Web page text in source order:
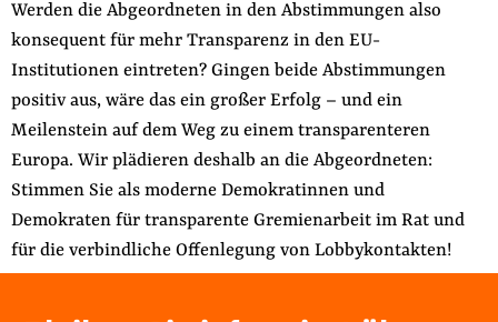
Werden die Abgeordneten in den Abstimmungen also
konsequent für mehr Transparenz in den EU-
Institutionen eintreten? Gingen beide Abstimmungen
positiv aus, wäre das ein großer Erfolg – und ein
Meilenstein auf dem Weg zu einem transparenteren
Europa. Wir plädieren deshalb an die Abgeordneten:
Stimmen Sie als moderne Demokratinnen und
Demokraten für transparente Gremienarbeit im Rat und
für die verbindliche Offenlegung von Lobbykontakten!